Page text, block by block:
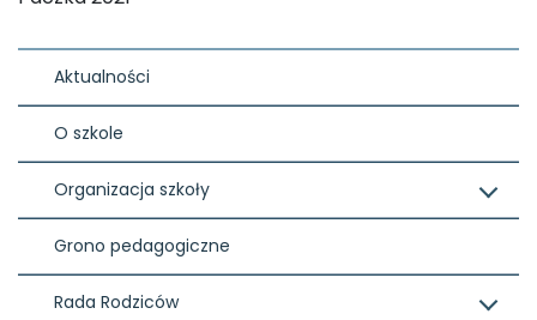
Aktualności
O szkole
Organizacja szkoły
Grono pedagogiczne
Rada Rodziców